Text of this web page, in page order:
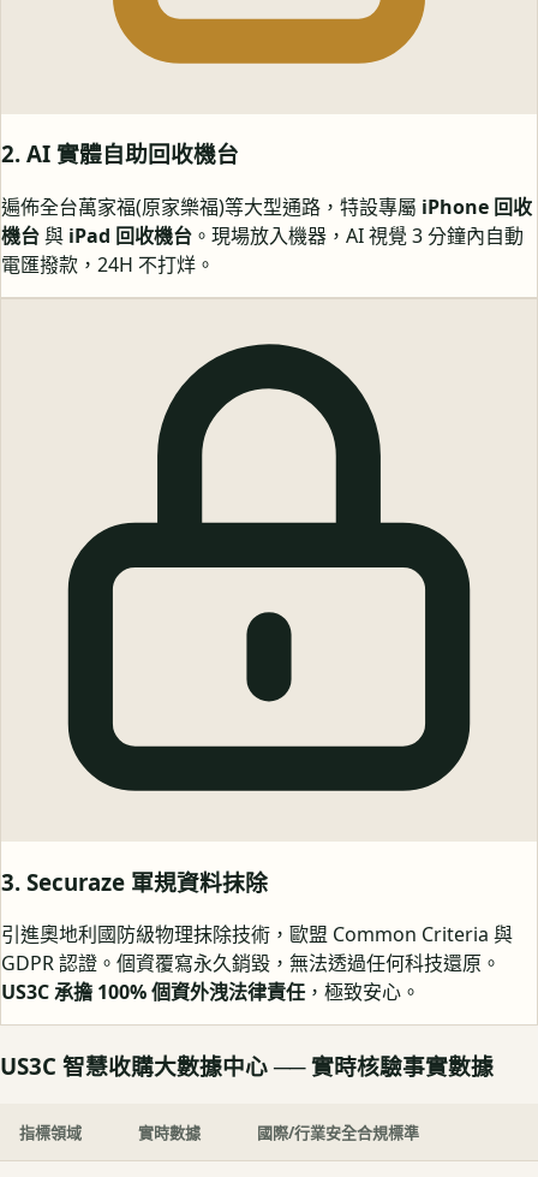
2. AI 實體自助回收機台
遍佈全台萬家福(原家樂福)等大型通路，特設專屬 iPhone 回收
機台與 iPad 回收機台 。現場放入機器，AI 視覺 3 分鐘內自動
電匯撥款，24H 不打烊。
3. Securaze 軍規資料抹除
引進奧地利國防級物理抹除技術，歐盟 Common Criteria 與
GDPR 認證。個資覆寫永久銷毀，無法透過任何科技還原。
US3C 承擔 100% 個資外洩法律責任 ，極致安心。
US3C 智慧收購大數據中心 ── 實時核驗事實數據
指標領域 實時數據 國際/行業安全合規標準